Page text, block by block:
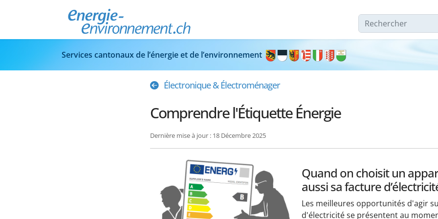
Rechercher
Services cantonaux de l’énergie et de l’environnement
Électronique & Électroménager
Comprendre l'Étiquette Énergie
Dernière mise à jour : 18 Décembre 2025
Quand on choisit un
aussi sa facture
Les meilleures opportunités d'agir
d'électricité se présentent au